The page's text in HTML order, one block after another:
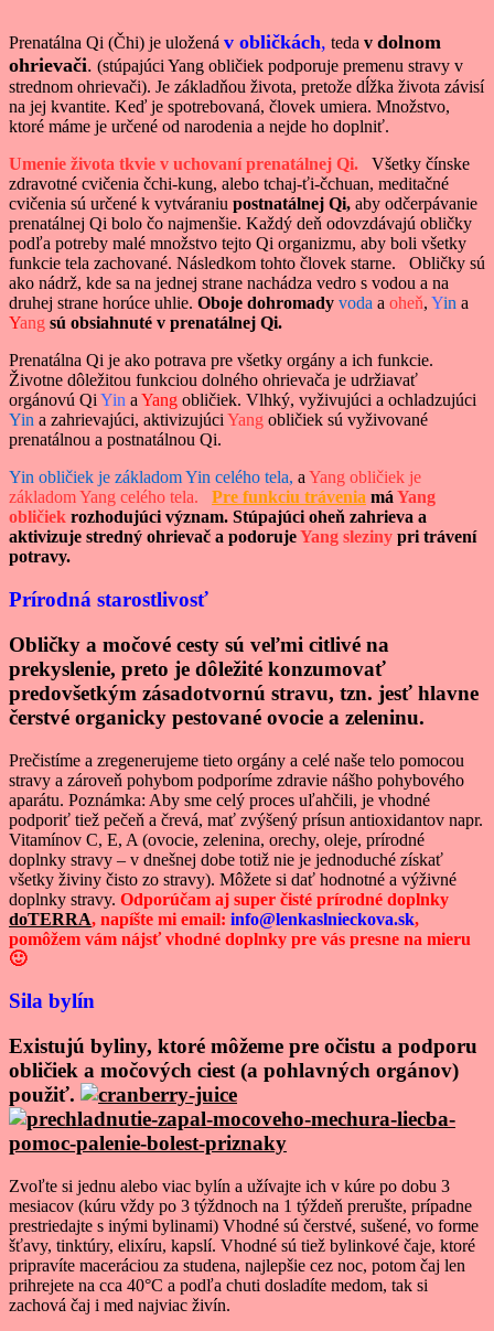
Prenatálna Qi (Čhi) je uložená v obličkách, teda v dolnom
ohrievači. (stúpajúci Yang obličiek podporuje premenu stravy v
strednom ohrievači). Je základňou života, pretože dĺžka života závisí
na jej kvantite. Keď je spotrebovaná, človek umiera. Množstvo,
ktoré máme je určené od narodenia a nejde ho doplniť.
Umenie života tkvie v uchovaní prenatálnej Qi.
Všetky čínske
zdravotné cvičenia čchi-kung, alebo tchaj-ťi-čchuan, meditačné
cvičenia sú určené k vytváraniu postnatálnej Qi, aby odčerpávanie
prenatálnej Qi bolo čo najmenšie. Každý deň odovzdávajú obličky
podľa potreby malé množstvo tejto Qi organizmu, aby boli všetky
funkcie tela zachované. Následkom tohto človek starne.
Obličky sú
ako nádrž, kde sa na jednej strane nachádza vedro s vodou a na
druhej strane horúce uhlie. Oboje dohromady voda a oheň, Yin a
Yang sú obsiahnuté v prenatálnej Qi.
Prenatálna Qi je ako potrava pre všetky orgány a ich funkcie.
Životne dôležitou funkciou dolného ohrievača je udržiavať
orgánovú Qi Yin a Yang obličiek. Vlhký, vyživujúci a ochladzujúci
Yin a zahrievajúci, aktivizujúci Yang obličiek sú vyživované
prenatálnou a postnatálnou Qi.
Yin obličiek je základom Yin celého tela, a Yang obličiek je
základom Yang celého tela.
Pre funkciu trávenia má Yang
obličiek rozhodujúci význam. Stúpajúci oheň zahrieva a
aktivizuje stredný ohrievač a podorujeYang sleziny pri trávení
potravy.
Prírodná starostlivosť
Obličky a močové cesty sú veľmi citlivé na
prekyslenie, preto je dôležité konzumovať
predovšetkým zásadotvornú stravu, tzn. jesť hlavne
čerstvé organicky pestované ovocie a zeleninu.
Prečistíme a zregenerujeme tieto orgány a celé naše telo pomocou
stravy a zároveň pohybom podporíme zdravie nášho pohybového
aparátu. Poznámka: Aby sme celý proces uľahčili, je vhodné
podporiť tiež pečeň a črevá, mať zvýšený prísun antioxidantov napr.
Vitamínov C, E, A (ovocie, zelenina, orechy, oleje, prírodné
doplnky stravy – v dnešnej dobe totiž nie je jednoduché získať
všetky živiny čisto zo stravy). Môžete si dať hodnotné a výživné
doplnky stravy. Odporúčam aj super čisté prírodné doplnky
doTERRA, napíšte mi email: info@lenkaslnieckova.sk,
pomôžem vám nájsť vhodné doplnky pre vás presne na mieru
🙂
Sila bylín
Existujú byliny, ktoré môžeme pre očistu a podporu
obličiek a močových ciest (a pohlavných orgánov)
použiť.
Zvoľte si jednu alebo viac bylín a užívajte ich v kúre po dobu 3
mesiacov (kúru vždy po 3 týždnoch na 1 týždeň prerušte, prípadne
prestriedajte s inými bylinami) Vhodné sú čerstvé, sušené, vo forme
šťavy, tinktúry, elixíru, kapslí. Vhodné sú tiež bylinkové čaje, ktoré
pripravíte maceráciou za studena, najlepšie cez noc, potom čaj len
prihrejete na cca 40°C a podľa chuti dosladíte medom, tak si
zachová čaj i med najviac živín.